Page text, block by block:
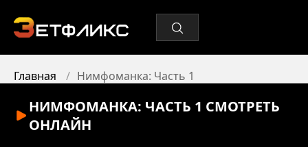
Главная Нимфоманка: Часть 1
НИМФОМАНКА: ЧАСТЬ 1 СМОТРЕТЬ
ОНЛАЙН